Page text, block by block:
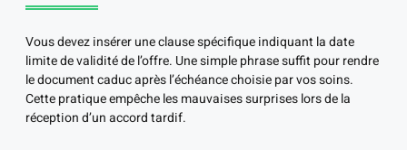
Vous devez insérer une clause spécifique indiquant la date
limite de validité de l’offre. Une simple phrase suffit pour rendre
le document caduc après l’échéance choisie par vos soins.
Cette pratique empêche les mauvaises surprises lors de la
réception d’un accord tardif.